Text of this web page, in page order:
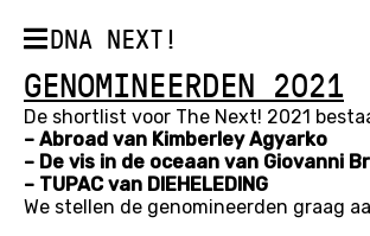
DNA NEXT!
GENOMINEERDEN 2021
De shortlist voor The Next! 2021
– Abroad van Kimberley Agyarko
– De vis in de oceaan van Giovanni
– TUPAC van DIEHELEDING
We stellen de genomineerden graag